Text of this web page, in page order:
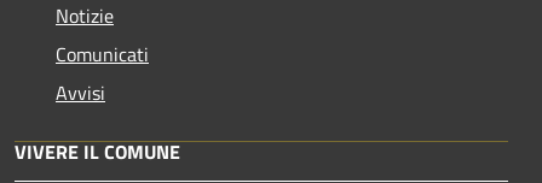
Notizie
Comunicati
Avvisi
VIVERE IL COMUNE